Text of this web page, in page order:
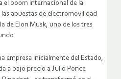
el boom internacional de la
apuestas de electromovilidad
de Elon Musk, uno de los tres
empresa inicialmente del Estado,
a bajo precio a Julio Ponce